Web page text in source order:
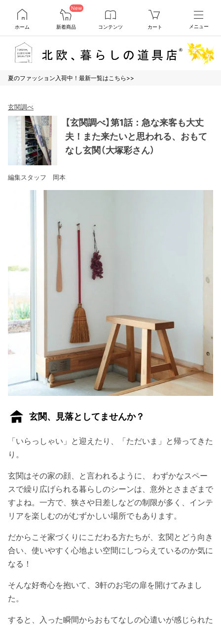
ホーム
New
新着商品 コンテンツ カート メニュー
夏のファッション入荷中！最新一覧はこちら>>
玄関調べ
【玄関調べ】第1話：急な来客も大丈
夫！また来たいと思われる、おもて
なし玄関（大塚彩さん）
編集スタッフ 岡本
玄関、見落としてませんか？
「いらっしゃい」と迎えたり、「ただいま」と帰ってきた
り。
玄関はその家の顔、と言われるように、 わずかなスペー
スで繰り広げられる暮らしのシーンは、意外とさまざまで
すよね。一方で、狭さや日差しなどの制限が多く、インテ
リアを楽しむのがむずかしい場所でもあります。
だからこそ家づくりにこだわる方たちが、玄関とどう向き
合い、使いやすく心地よい空間にしつらえているのか気に
なる！
そんな好奇心を抱いて、3軒のお宅の扉を開けてみまし
た。
すると、入った瞬間からおもてなしの心遣いが感じられた